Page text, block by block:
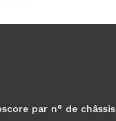
par n° de châssis